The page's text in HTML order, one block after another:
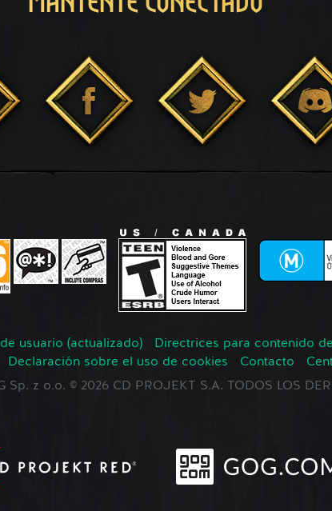
usuario (actualizado) Directrices para contenido
Declaración sobre el uso de cookies Contacto
z o.o. © 2026 CD PROJEKT S.A. TODOS LOS